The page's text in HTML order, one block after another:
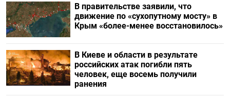
В правительстве заявили, что
движение по «сухопутному мосту» в
Крым «более-менее восстановилось»
В Киеве и области в результате
российских атак погибли пять
человек, еще восемь получили
ранения